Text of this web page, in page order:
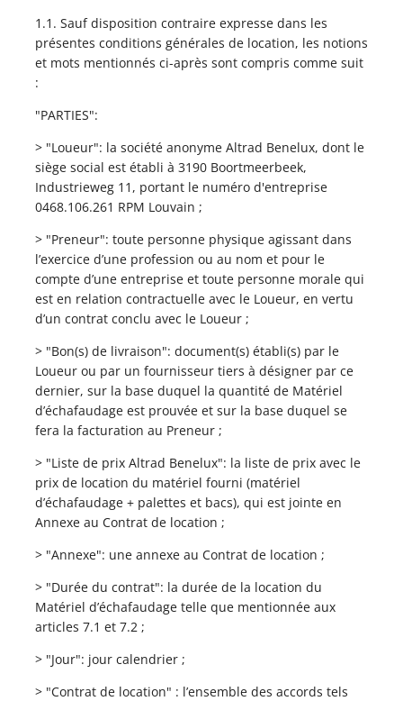
1.1. Sauf disposition contraire expresse dans les
présentes conditions générales de location, les notions
et mots mentionnés ci-après sont compris comme suit
:
"PARTIES":
> "Loueur": la société anonyme Altrad Benelux, dont le
siège social est établi à 3190 Boortmeerbeek,
Industrieweg 11, portant le numéro d'entreprise
0468.106.261 RPM Louvain ;
> "Preneur": toute personne physique agissant dans
l’exercice d’une profession ou au nom et pour le
compte d’une entreprise et toute personne morale qui
est en relation contractuelle avec le Loueur, en vertu
d’un contrat conclu avec le Loueur ;
> "Bon(s) de livraison": document(s) établi(s) par le
Loueur ou par un fournisseur tiers à désigner par ce
dernier, sur la base duquel la quantité de Matériel
d’échafaudage est prouvée et sur la base duquel se
fera la facturation au Preneur ;
> "Liste de prix Altrad Benelux": la liste de prix avec le
prix de location du matériel fourni (matériel
d’échafaudage + palettes et bacs), qui est jointe en
Annexe au Contrat de location ;
> "Annexe": une annexe au Contrat de location ;
> "Durée du contrat": la durée de la location du
Matériel d’échafaudage telle que mentionnée aux
articles 7.1 et 7.2 ;
> "Jour": jour calendrier ;
> "Contrat de location" : l’ensemble des accords tels